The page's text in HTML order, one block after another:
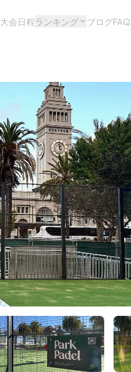
大会日程ランキング ブログFAQ